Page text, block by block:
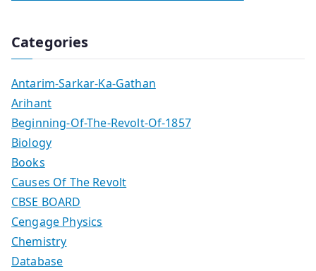
Categories
Antarim-Sarkar-Ka-Gathan
Arihant
Beginning-Of-The-Revolt-Of-1857
Biology
Books
Causes Of The Revolt
CBSE BOARD
Cengage Physics
Chemistry
Database